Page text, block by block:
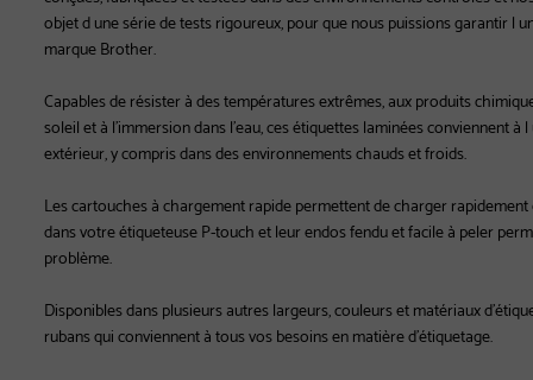
objet d une série de tests rigoureux, pour que nous puissions garantir l
marque Brother.
Capables de résister à des températures extrêmes, aux produits
soleil et à l'immersion dans l'eau, ces étiquettes laminées conviennent à
extérieur, y compris dans des environnements chauds et froids.
Les cartouches à chargement rapide permettent de charger
dans votre étiqueteuse P-touch et leur endos fendu et facile à peler
problème.
Disponibles dans plusieurs autres largeurs, couleurs et matériaux
rubans qui conviennent à tous vos besoins en matière d'étiquetage.